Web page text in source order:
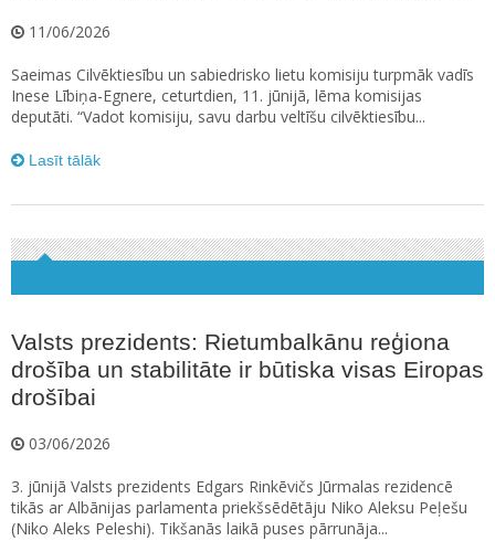
11/06/2026
Saeimas Cilvēktiesību un sabiedrisko lietu komisiju turpmāk vadīs
Inese Lībiņa-Egnere, ceturtdien, 11. jūnijā, lēma komisijas
deputāti. “Vadot komisiju, savu darbu veltīšu cilvēktiesību...
Lasīt tālāk
Valsts prezidents: Rietumbalkānu reģiona
drošība un stabilitāte ir būtiska visas Eiropas
drošībai
03/06/2026
3. jūnijā Valsts prezidents Edgars Rinkēvičs Jūrmalas rezidencē
tikās ar Albānijas parlamenta priekšsēdētāju Niko Aleksu Peļešu
(Niko Aleks Peleshi). Tikšanās laikā puses pārrunāja...